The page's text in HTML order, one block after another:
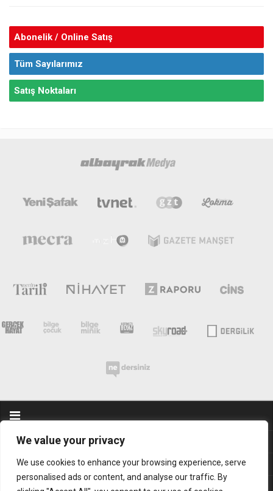
We value your privacy
We use cookies to enhance your browsing experience, serve
personalised ads or content, and analyse our traffic. By
Abonelik / Online Satış
Tüm Sayılarımız
Satış Noktaları
Abonelik
Mobil Uygulamalarımız
Sık Sorulan Sorular